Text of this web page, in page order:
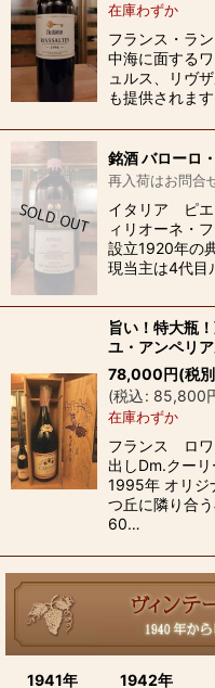
在庫わずか
フランス・ラ
中海に面する
ュルス、リヴ
も提供されま
銘酒 バローロ
再入荷はお問合
イタリア ピエ
ィリオーネ・
設立1920年の
現当主は4代目
旨い！特大瓶
ユ・アンペリ
78,000円(税
(税込: 85,800
在庫わずか
フランス ロワ
出しDm.クー
1995年 オリジ
つ丘に隣り合
60…
1941年 1942年